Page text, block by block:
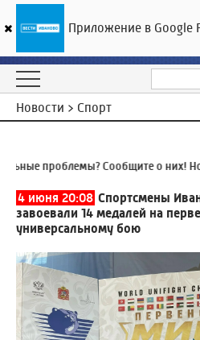
Новости > Спорт
проблемы? Сообщите о них!
4 июня 20:08 Спортсмены
завоевали 14 медалей на
универсальному бою
Приложение в Google